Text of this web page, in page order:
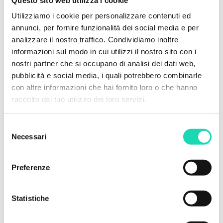
Utilizziamo i cookie per personalizzare contenuti ed
annunci, per fornire funzionalità dei social media e per
analizzare il nostro traffico. Condividiamo inoltre
informazioni sul modo in cui utilizzi il nostro sito con i
nostri partner che si occupano di analisi dei dati web,
pubblicità e social media, i quali potrebbero combinarle
con altre informazioni che hai fornito loro o che hanno
raccolto dal tuo utilizzo dei loro servizi.
delNecessari
Preferenze
Statistiche
cinema, ricerca e innovazione sociale, generando
benefici ambientali e al tempo stesso valore per le
comunità.
Questa sinergia nel 2025 ha permesso la
realizzazione degli allestimenti di importanti
progetti di design, sviluppati in collaborazione con
Luigi Cuppone di Laboratorio Linfa, il partner a cui è
stata affidata fin dalla nascita di Echo Labs la
formazione dei falegnami.
Arredi destinati a riqualificare ambienti industriali e
urbani e ad accompagnare manifestazioni e eventi
il legno della serie TV Hotel Costiera (Prime
Video) è stato impiegato per costruire gli
allestimenti dello stand con cui FERCAM ha